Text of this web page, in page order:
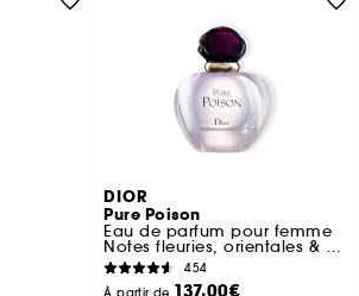
DIOR
Pure Poison
Eau de parfum pour femme
Notes fleuries, orientales & ambrées
454
137,00€